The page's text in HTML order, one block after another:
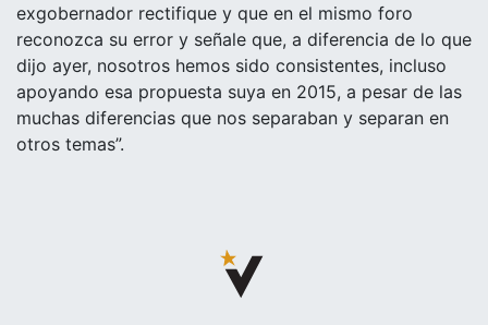
exgobernador rectifique y que en el mismo foro
reconozca su error y señale que, a diferencia de lo que
dijo ayer, nosotros hemos sido consistentes, incluso
apoyando esa propuesta suya en 2015, a pesar de las
muchas diferencias que nos separaban y separan en
otros temas”.